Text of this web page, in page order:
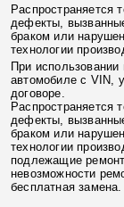
Распространяется
дефекты,
браком или
технологии
При использовании
автомобиле с VIN,
договоре.
Распространяется
дефекты,
браком или
технологии
подлежащие
невозможности
бесплатная замена.